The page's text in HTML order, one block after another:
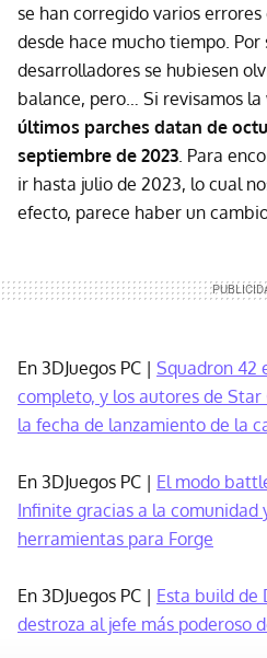
se han corregido varios
desde hace mucho tiempo. Por
desarrolladores se hubiesen
balance, pero… Si revisamos
últimos parches datan de
septiembre de 2023 . Para
ir hasta julio de 2023, lo cual
efecto, parece haber un
En 3DJuegos PC | Squadron 42
completo, y los autores de
la fecha de lanzamiento de la
En 3DJuegos PC | El modo
Infinite gracias a la comunidad
herramientas para Forge
En 3DJuegos PC | Esta build de
destroza al jefe más poderoso